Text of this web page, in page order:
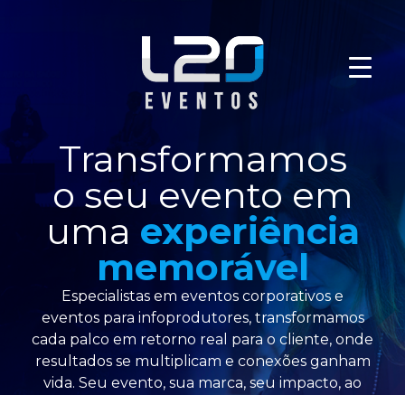
Transformamos
o seu evento em
uma experiência
memorável
Especialistas em eventos corporativos e
eventos para infoprodutores, transformamos
cada palco em retorno real para o cliente, onde
resultados se multiplicam e conexões ganham
vida. Seu evento, sua marca, seu impacto, ao